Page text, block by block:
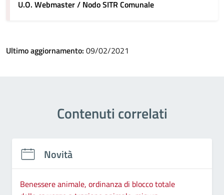
U.O. Webmaster / Nodo SITR Comunale
Ultimo aggiornamento: 09/02/2021
Contenuti correlati
Novità
Benessere animale, ordinanza di blocco totale